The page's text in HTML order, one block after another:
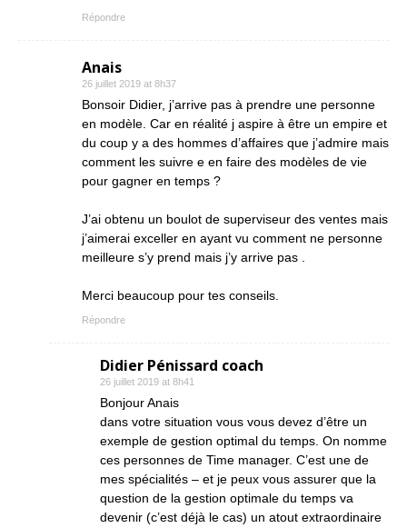
Répondre
Anais
26 juillet 2019 at 8h37
Bonsoir Didier, j’arrive pas à prendre une personne
en modèle. Car en réalité j aspire à être un empire et
du coup y a des hommes d’affaires que j’admire mais
comment les suivre e en faire des modèles de vie
pour gagner en temps ?
J’ai obtenu un boulot de superviseur des ventes mais
j’aimerai exceller en ayant vu comment ne personne
meilleure s’y prend mais j’y arrive pas .
Merci beaucoup pour tes conseils.
Répondre
Didier Pénissard coach
26 juillet 2019 at 8h41
Bonjour Anais
dans votre situation vous vous devez d’être un
exemple de gestion optimal du temps. On nomme
ces personnes de Time manager. C’est une de
mes spécialités – et je peux vous assurer que la
question de la gestion optimale du temps va
devenir (c’est déjà le cas) un atout extraordinaire